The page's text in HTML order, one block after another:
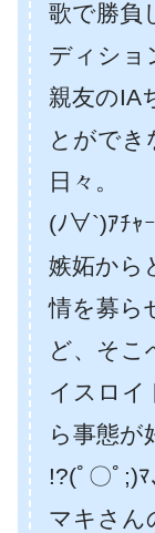
歌で勝負
ディショ
親友のIA
とができ
日々。
(ﾉ∀`)ｱﾁｬｰ
嫉妬から
情を募ら
ど、そこ
イスロイ
ら事態が
!?(ﾟ〇ﾟ;)
マキさん